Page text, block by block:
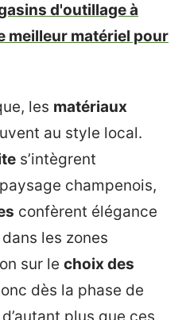
d'outillage à
meilleur matériel pour
les matériaux
au style local.
s’intègrent
champenois,
confèrent élégance
les zones
sur le choix des
dès la phase de
plus que ces